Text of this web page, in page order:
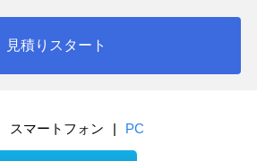
見積りスタート
スマートフォン | PC